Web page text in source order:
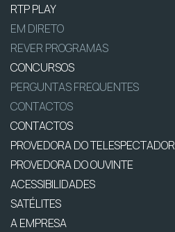
RTP PLAY
EM DIRETO
REVER PROGRAMAS
CONCURSOS
PERGUNTAS FREQUENTES
CONTACTOS
CONTACTOS
PROVEDORA DO TELESPECTADOR
PROVEDORA DO OUVINTE
ACESSIBILIDADES
SATÉLITES
A EMPRESA